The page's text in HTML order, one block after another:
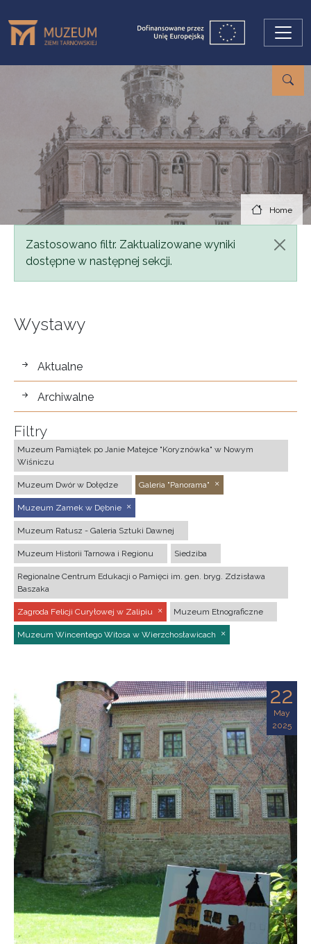
Home
Status message
Zastosowano filtr. Zaktualizowane wyniki
dostępne w następnej sekcji.
Wystawy
wystawy
Aktualne
Archiwalne
Filtry
Muzeum Pamiątek po Janie Matejce "Koryznówka" w Nowym
Wiśniczu
Muzeum Dwór w Dołędze Galeria "Panorama"
Muzeum Zamek w Dębnie
Muzeum Ratusz - Galeria Sztuki Dawnej
Muzeum Historii Tarnowa i Regionu Siedziba
Regionalne Centrum Edukacji o Pamięci im. gen. bryg. Zdzisława
Baszaka
Zagroda Felicji Curyłowej w Zalipiu Muzeum Etnograficzne
Muzeum Wincentego Witosa w Wierzchosławicach
22
May
2025